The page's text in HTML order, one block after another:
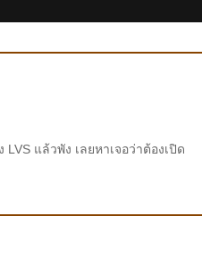
แล้วพัง เลยหาเจอว่าต้องเปิด